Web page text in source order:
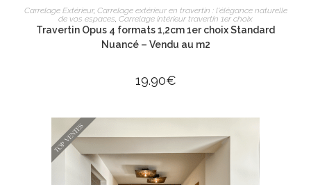
AJOUTER AU PANIER
Carrelage Extérieur, Carrelage extérieur en travertin : l'élégance naturelle
de vos espaces Carrelage intérieur travertin 1er choix
Travertin Opus 4 formats 1,2cm 1er choix Standard
Nuancé – Vendu au m2
19.90€